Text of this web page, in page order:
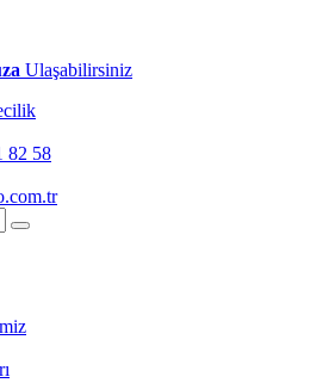
Ulaşabilirsiniz
82 58